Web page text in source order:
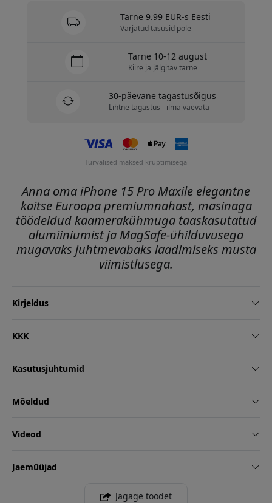
Tarne 9.99 EUR-s Eesti
Varjatud tasusid pole
Tarne 10-12 august
Kiire ja jälgitav tarne
30-päevane tagastusõigus
Lihtne tagastus - ilma vaevata
Turvalised maksed krüptimisega
Anna oma iPhone 15 Pro Maxile elegantne
kaitse Euroopa premiumnahast, masinaga
töödeldud kaamerakühmuga taaskasutatud
alumiiniumist ja MagSafe-ühilduvusega
mugavaks juhtmevabaks laadimiseks musta
viimistlusega.
Kirjeldus
KKK
Kasutusjuhtumid
Mõeldud
Videod
Jaemüüjad
Jagage toodet